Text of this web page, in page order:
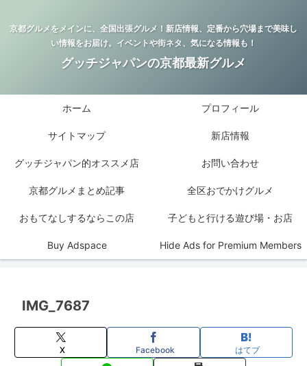
京都グルメをメインに、全国出張グルメ！新店情報、定番から穴場まで美味し
い情報をお届け。イベントや街ネタ、気になる情報も！
グッチジャパンの京都最新グルメ
ホーム プロフィール
サイトマップ 新店情報
グッチジャパン的オススメ店 お問い合わせ
京都グルメまとめ記事 全区おでかけグルメ
おもてなしするならこの店 子どもと行ける遊び場・お店
Buy Adspace Hide Ads for Premium Members
IMG_7687
X Facebook はてブ